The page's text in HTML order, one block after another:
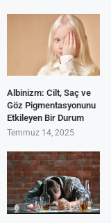
Albinizm: Cilt, Saç ve
Göz Pigmentasyonunu
Etkileyen Bir Durum
Temmuz 14, 2025